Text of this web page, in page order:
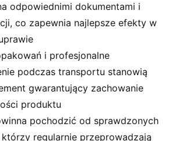
odpowiednimi dokumentami i
co zapewnia najlepsze efekty w
i profesjonalne
podczas transportu stanowią
gwarantujący zachowanie
produktu
pochodzić od sprawdzonych
regularnie przeprowadzają